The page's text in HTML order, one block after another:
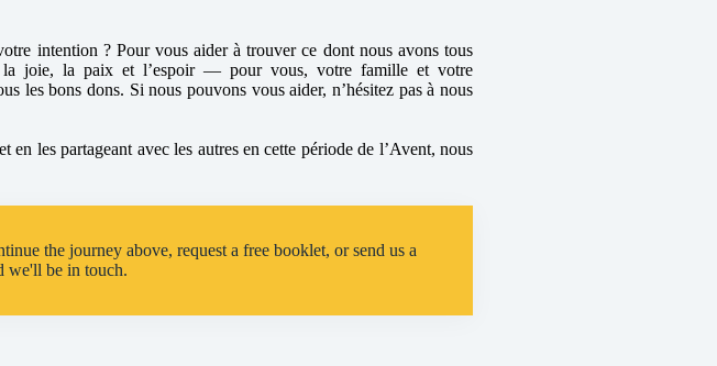
intention ? Pour vous aider à trouver ce dont nous avons tous
la joie, la paix et l’espoir — pour vous, votre famille et votre
les bons dons. Si nous pouvons vous aider, n’hésitez pas à nous
en les partageant avec les autres en cette période de l’Avent, nous
the journey above, request a free booklet, or send us a
we'll be in touch.